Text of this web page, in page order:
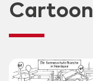
Cartoon